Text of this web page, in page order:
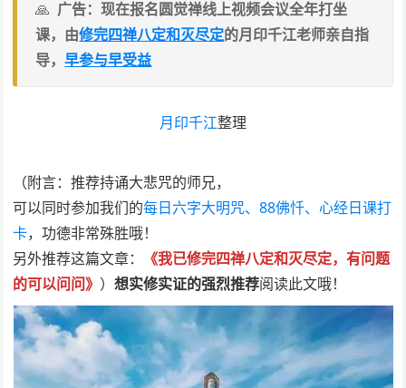
广告：现在报名圆觉禅线上视频会议全年打坐
课，由修完四禅八定和灭尽定的月印千江老师亲自指
导，早参与早受益
月印千江整理
（附言：推荐持诵大悲咒的师兄，
可以同时参加我们的每日六字大明咒、88佛忏、心经日课打
卡，功德非常殊胜哦！
另外推荐这篇文章：
《我已修完四禅八定和灭尽定，有问题
的可以问问》 ）想实修实证的强烈推荐阅读此文哦！